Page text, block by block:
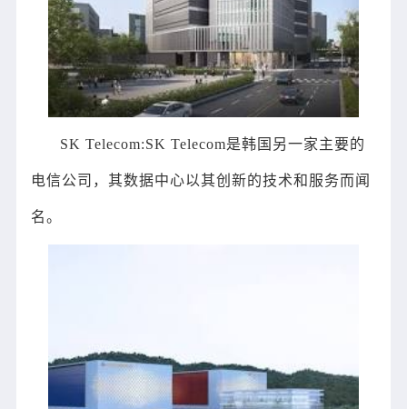
SK Telecom:SK Telecom是韩国另一家主要的
电信公司，其数据中心以其创新的技术和服务而闻
名。